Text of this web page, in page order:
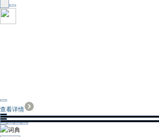
查看详情